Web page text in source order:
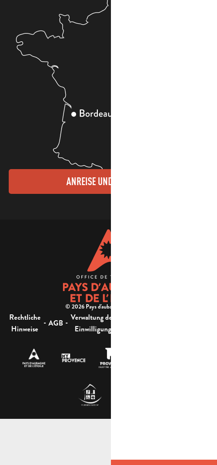
ANREISE UND KONTAKTE
© 2026 Pays d'aubagne et de l'étoile -
Rechtliche
Hinweise
- AGB - Verwaltung der
Einwilligung